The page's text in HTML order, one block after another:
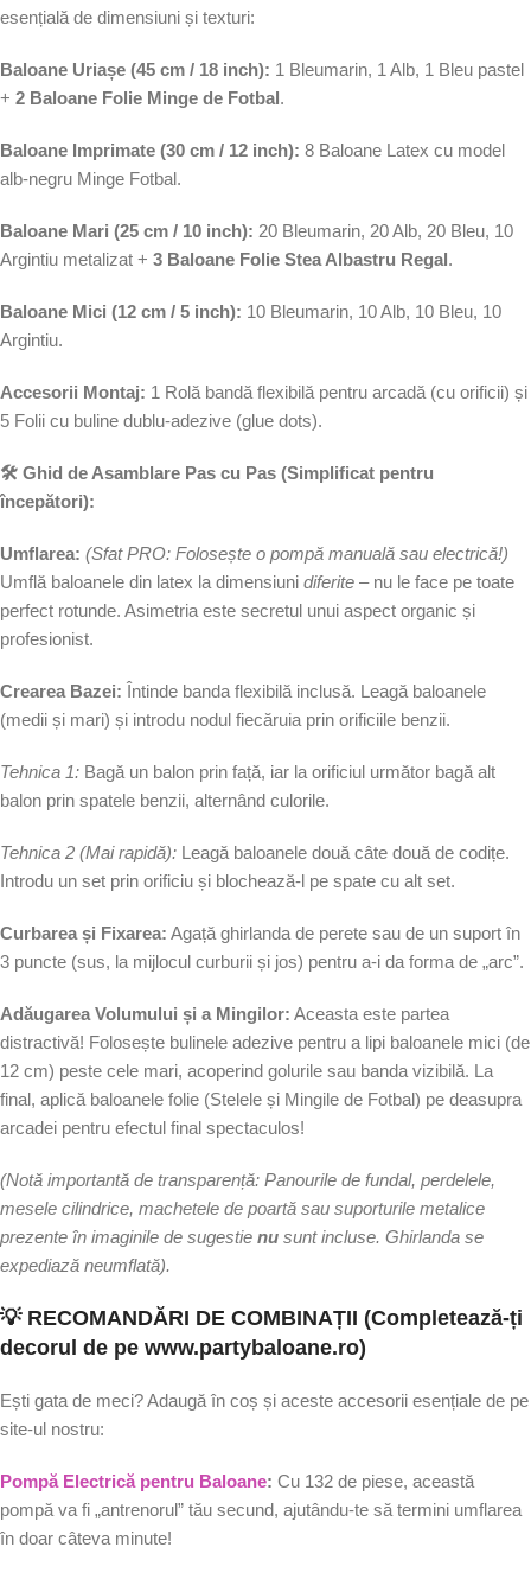
esențială de dimensiuni și texturi:
Baloane Uriașe (45 cm / 18 inch): 1 Bleumarin, 1 Alb, 1 Bleu pastel
+ 2 Baloane Folie Minge de Fotbal.
Baloane Imprimate (30 cm / 12 inch): 8 Baloane Latex cu model
alb-negru Minge Fotbal.
Baloane Mari (25 cm / 10 inch): 20 Bleumarin, 20 Alb, 20 Bleu, 10
Argintiu metalizat + 3 Baloane Folie Stea Albastru Regal.
Baloane Mici (12 cm / 5 inch): 10 Bleumarin, 10 Alb, 10 Bleu, 10
Argintiu.
Accesorii Montaj: 1 Rolă bandă flexibilă pentru arcadă (cu orificii) și
5 Folii cu buline dublu-adezive (glue dots).
🛠️ Ghid de Asamblare Pas cu Pas (Simplificat pentru
începători):
Umflarea: (Sfat PRO: Folosește o pompă manuală sau electrică!)
Umflă baloanele din latex la dimensiuni diferite – nu le face pe toate
perfect rotunde. Asimetria este secretul unui aspect organic și
profesionist.
Crearea Bazei: Întinde banda flexibilă inclusă. Leagă baloanele
(medii și mari) și introdu nodul fiecăruia prin orificiile benzii.
Tehnica 1: Bagă un balon prin față, iar la orificiul următor bagă alt
balon prin spatele benzii, alternând culorile.
Tehnica 2 (Mai rapidă): Leagă baloanele două câte două de codițe.
Introdu un set prin orificiu și blochează-l pe spate cu alt set.
Curbarea și Fixarea: Agață ghirlanda de perete sau de un suport în
3 puncte (sus, la mijlocul curburii și jos) pentru a-i da forma de „arc”.
Adăugarea Volumului și a Mingilor: Aceasta este partea
distractivă! Folosește bulinele adezive pentru a lipi baloanele mici (de
12 cm) peste cele mari, acoperind golurile sau banda vizibilă. La
final, aplică baloanele folie (Stelele și Mingile de Fotbal) pe deasupra
arcadei pentru efectul final spectaculos!
(Notă importantă de transparență: Panourile de fundal, perdelele,
mesele cilindrice, machetele de poartă sau suporturile metalice
prezente în imaginile de sugestie nu sunt incluse. Ghirlanda se
expediază neumflată).
💡 RECOMANDĂRI DE COMBINAȚII (Completează-ți
decorul de pe www.partybaloane.ro)
Ești gata de meci? Adaugă în coș și aceste accesorii esențiale de pe
site-ul nostru:
Pompă Electrică pentru Baloane: Cu 132 de piese, această
pompă va fi „antrenorul” tău secund, ajutându-te să termini umflarea
în doar câteva minute!